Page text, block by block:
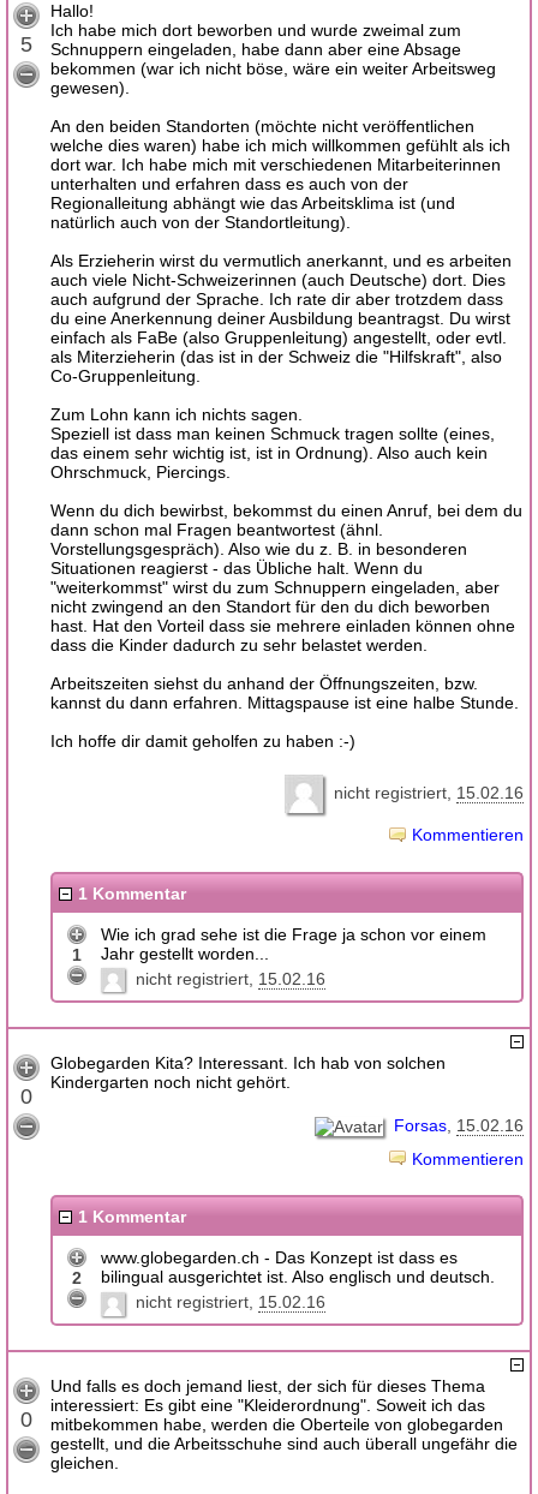
5
Hallo!
Ich habe mich dort beworben und wurde zweimal zum
Schnuppern eingeladen, habe dann aber eine Absage
bekommen (war ich nicht böse, wäre ein weiter Arbeitsweg
gewesen).
An den beiden Standorten (möchte nicht veröffentlichen
welche dies waren) habe ich mich willkommen gefühlt als ich
dort war. Ich habe mich mit verschiedenen Mitarbeiterinnen
unterhalten und erfahren dass es auch von der
Regionalleitung abhängt wie das Arbeitsklima ist (und
natürlich auch von der Standortleitung).
Als Erzieherin wirst du vermutlich anerkannt, und es arbeiten
auch viele Nicht-Schweizerinnen (auch Deutsche) dort. Dies
auch aufgrund der Sprache. Ich rate dir aber trotzdem dass
du eine Anerkennung deiner Ausbildung beantragst. Du wirst
einfach als FaBe (also Gruppenleitung) angestellt, oder evtl.
als Miterzieherin (das ist in der Schweiz die "Hilfskraft", also
Co-Gruppenleitung.
Zum Lohn kann ich nichts sagen.
Speziell ist dass man keinen Schmuck tragen sollte (eines,
das einem sehr wichtig ist, ist in Ordnung). Also auch kein
Ohrschmuck, Piercings.
Wenn du dich bewirbst, bekommst du einen Anruf, bei dem du
dann schon mal Fragen beantwortest (ähnl.
Vorstellungsgespräch). Also wie du z. B. in besonderen
Situationen reagierst - das Übliche halt. Wenn du
"weiterkommst" wirst du zum Schnuppern eingeladen, aber
nicht zwingend an den Standort für den du dich beworben
hast. Hat den Vorteil dass sie mehrere einladen können ohne
dass die Kinder dadurch zu sehr belastet werden.
Arbeitszeiten siehst du anhand der Öffnungszeiten, bzw.
kannst du dann erfahren. Mittagspause ist eine halbe Stunde.
Ich hoffe dir damit geholfen zu haben :-)
nicht registriert 15.02.16
Kommentieren
1 Kommentar
1
Wie ich grad sehe ist die Frage ja schon vor einem
Jahr gestellt worden...
nicht registriert 15.02.16
0
Globegarden Kita? Interessant. Ich hab von solchen
Kindergarten noch nicht gehört.
Forsas 15.02.16
Kommentieren
1 Kommentar
2
www.globegarden.ch - Das Konzept ist dass es
bilingual ausgerichtet ist. Also englisch und deutsch.
nicht registriert 15.02.16
0
Und falls es doch jemand liest, der sich für dieses Thema
interessiert: Es gibt eine "Kleiderordnung". Soweit ich das
mitbekommen habe, werden die Oberteile von globegarden
gestellt, und die Arbeitsschuhe sind auch überall ungefähr die
gleichen.